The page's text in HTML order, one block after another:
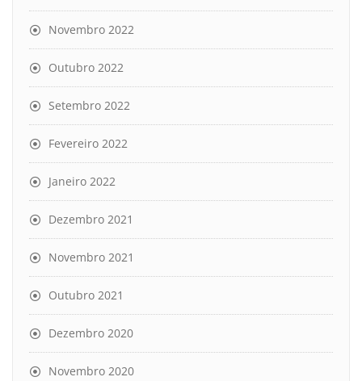
Novembro 2022
Outubro 2022
Setembro 2022
Fevereiro 2022
Janeiro 2022
Dezembro 2021
Novembro 2021
Outubro 2021
Dezembro 2020
Novembro 2020